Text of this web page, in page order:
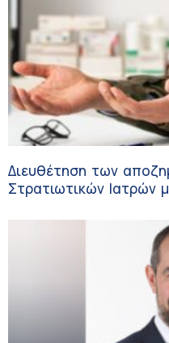
Διευθέτηση των
Στρατιωτικών Ιατρών